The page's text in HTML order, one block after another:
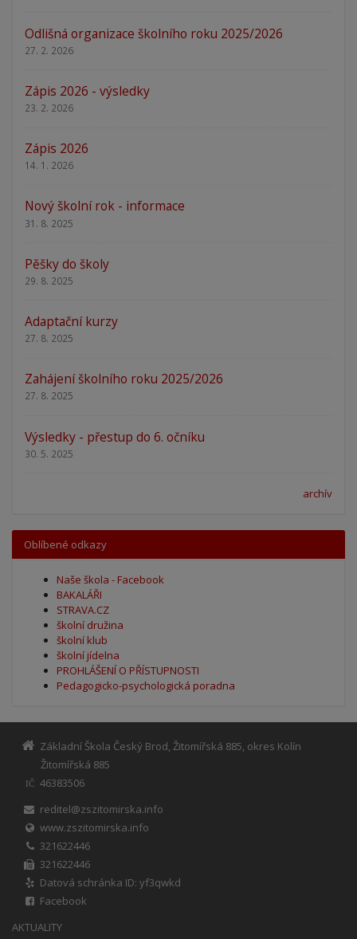
Odlišná organizace školního roku 2025/2026
27. 2. 2026
Zápis 2026 - výsledky
23. 2. 2026
Zápis 2026
14. 1. 2026
Nový školní rok - informace
31. 8. 2025
Pěšky do školy
29. 8. 2025
Adaptační kurzy
27. 8. 2025
Zahájení školního roku 2025/2026
27. 8. 2025
Výsledky - přestup do 6. očníku
30. 5. 2025
archív
Oblíbené odkazy
Naše škola - Facebook
BAKALÁŘI
STRAVA.CZ
školní družina
školní klub
školní jídelna
PROHLÁŠENÍ O PŘÍSTUPNOSTI
Pedagogicko-psychologická poradna
Základní Škola Český Brod, Žitomířská 885, okres Kolín
Žitomířská 885
IČ
46383506
reditel@zszitomirska.info
www.zszitomirska.info
321622446
321622446
Datová schránka ID: yf3qwkd
Facebook
AKTUALITY